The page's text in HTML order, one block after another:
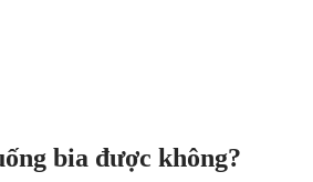
bia được không?